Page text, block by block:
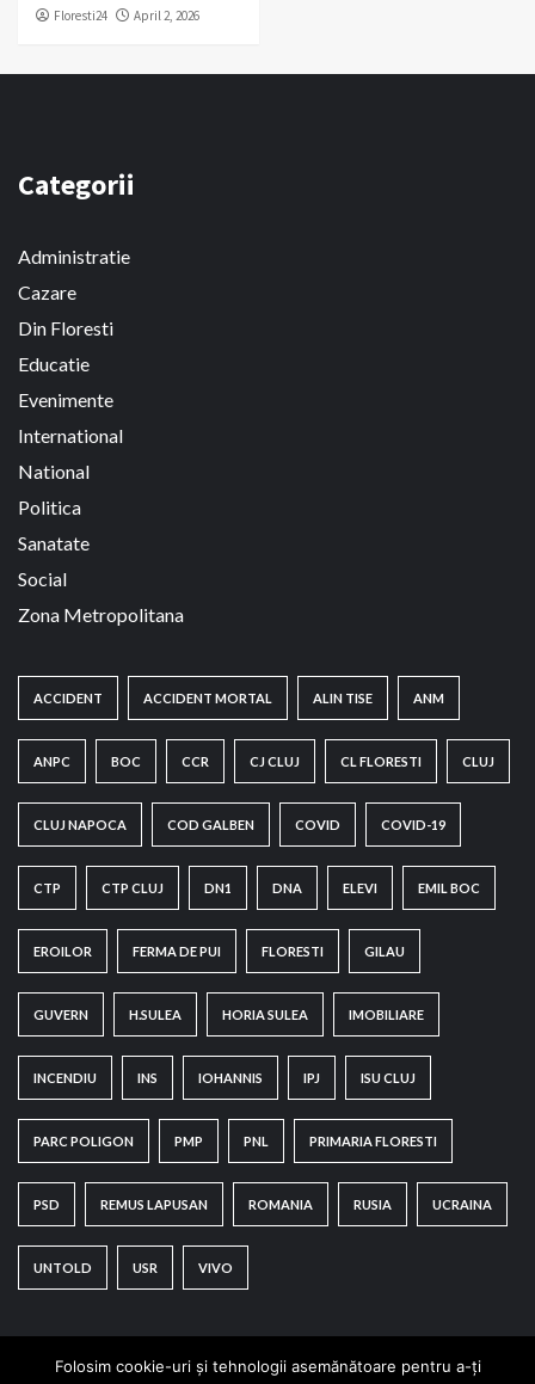
Floresti24 April 2, 2026
Categorii
Administratie
Cazare
Din Floresti
Educatie
Evenimente
International
National
Politica
Sanatate
Social
Zona Metropolitana
ACCIDENT ACCIDENT MORTAL ALIN TISE ANM
ANPC BOC CCR CJ CLUJ CL FLORESTI CLUJ
CLUJ NAPOCA COD GALBEN COVID COVID-19
CTP CTP CLUJ DN1 DNA ELEVI EMIL BOC
EROILOR FERMA DE PUI FLORESTI GILAU
GUVERN H.SULEA HORIA SULEA IMOBILIARE
INCENDIU INS IOHANNIS IPJ ISU CLUJ
PARC POLIGON PMP PNL PRIMARIA FLORESTI
PSD REMUS LAPUSAN ROMANIA RUSIA UCRAINA
UNTOLD USR VIVO
Folosim cookie-uri și tehnologii asemănătoare pentru a-ți